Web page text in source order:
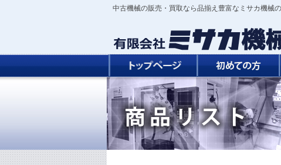
中古機械の販売・買取なら品揃え豊富なミサカ機械